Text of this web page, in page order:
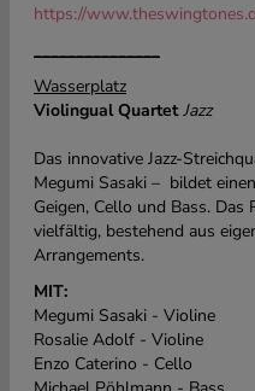
https://
Wasserplatz
Violingual QuartetJazz
Das innovative Jazz-
Megumi Sasaki – bildet
Geigen, Cello und Bass.
vielfältig, bestehend aus
Arrangements.
MIT:
Megumi Sasaki - Violine
Rosalie Adolf - Violine
Enzo Caterino - Cello